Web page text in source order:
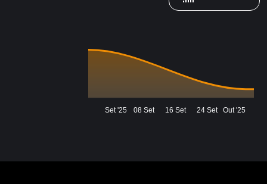
Set '25 08 Set 16 Set 24 Set Out '25